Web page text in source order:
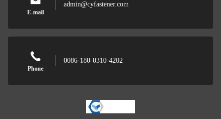
E-mail
admin@cyfastener.com
Phone
0086-180-0310-4202